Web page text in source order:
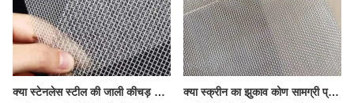
क्या स्टेनलेस स्टील की जाली कीचड़ के दीर्घकालिक प्रभाव को झेल सकती है? क्या स्क्रीन का झुकाव कोण सामग्री प्रवाह की गति को प्रभावित करता है?